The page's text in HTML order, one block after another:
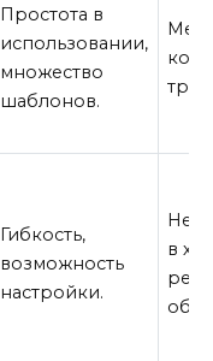
Простота в
использовании,
множество
шаблонов.
Гибкость,
возможность
настройки.
в